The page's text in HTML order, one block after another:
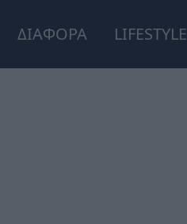
ΔΙΑΦΟΡΑ LIFESTYLE